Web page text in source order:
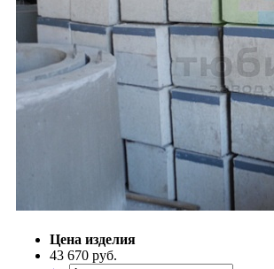
Цена изделия
43 670 руб.